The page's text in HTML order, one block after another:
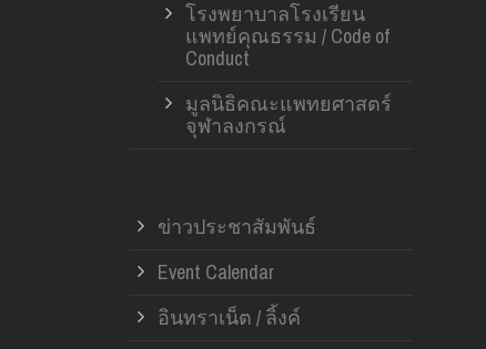
โรงพยาบาลโรงเรียน
แพทย์คุณธรรม / Code of
Conduct
มูลนิธิคณะแพทยศาสตร์
จุฬาลงกรณ์
ข่าวประชาสัมพันธ์
Event Calendar
อินทราเน็ต / ลิ้งค์